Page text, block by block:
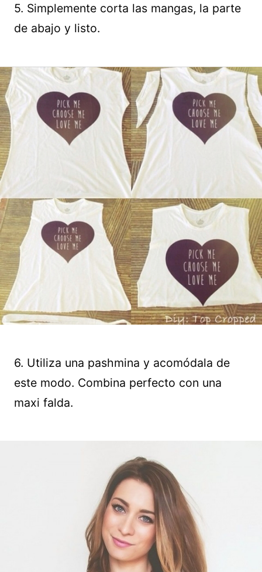
5. Simplemente corta las mangas, la parte
de abajo y listo.
6. Utiliza una pashmina y acomódala de
este modo. Combina perfecto con una
maxi falda.